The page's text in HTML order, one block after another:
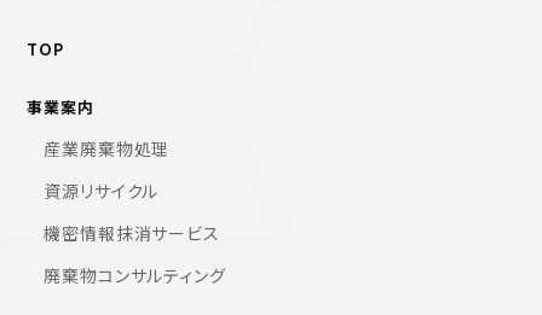
TOP
事業案内
産業廃棄物処理
資源リサイクル
機密情報抹消サービス
廃棄物コンサルティング